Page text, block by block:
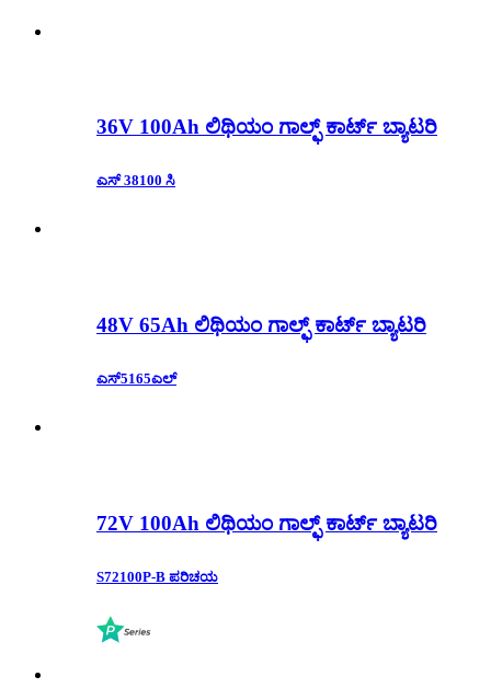
36V 100Ah ಲಿಥಿಯಂ ಗಾಲ್ಫ್ ಕಾರ್ಟ್ ಬ್ಯಾಟರಿ
ಎಸ್ 38100 ಸಿ
48V 65Ah ಲಿಥಿಯಂ ಗಾಲ್ಫ್ ಕಾರ್ಟ್ ಬ್ಯಾಟರಿ
ಎಸ್5165ಎಲ್
72V 100Ah ಲಿಥಿಯಂ ಗಾಲ್ಫ್ ಕಾರ್ಟ್ ಬ್ಯಾಟರಿ
S72100P-B ಪರಿಚಯ